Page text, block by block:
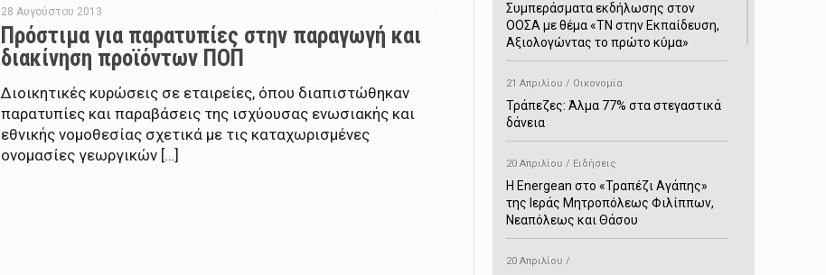
28 Αυγούστου 2013
Πρόστιμα για παρατυπίες στην παραγωγή και
διακίνηση προϊόντων ΠΟΠ
Διοικητικές κυρώσεις σε εταιρείες, όπου διαπιστώθηκαν
παρατυπίες και παραβάσεις της ισχύουσας ενωσιακής και
εθνικής νομοθεσίας σχετικά με τις καταχωρισμένες
ονομασίες γεωργικών […]
Συμπεράσματα εκδήλωσης στον
ΟΟΣΑ με θέμα «ΤΝ στην Εκπαίδευση,
Αξιολογώντας το πρώτο κύμα»
21 Απριλίου / Οικονομία
Τράπεζες: Άλμα 77% στα στεγαστικά
δάνεια
20 Απριλίου / Ειδήσεις
H Energean στο «Τραπέζι Αγάπης»
της Ιεράς Μητροπόλεως Φιλίππων,
Νεαπόλεως και Θάσου
20 Απριλίου /